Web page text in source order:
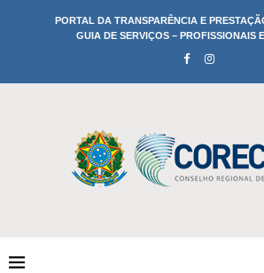
PORTAL DA TRANSPARÊNCIA E
GUIA DE SERVIÇOS – PROFISSIONAIS